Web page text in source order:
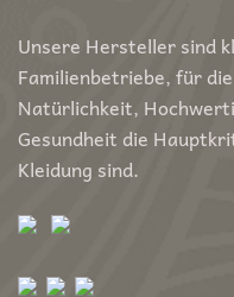
Unsere Hersteller sind
Familienbetriebe, für
Natürlichkeit,
Gesundheit die
Kleidung sind.